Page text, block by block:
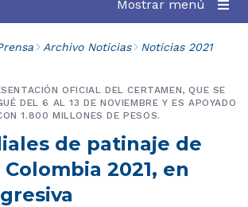
Mostrar menú
Archivo Noticias Noticias 2021
de patinaje de
2021, en
OFICIAL DEL CERTAMEN, QUE SE
DEL 6 AL 13 DE NOVIEMBRE Y ES APOYADO
1.800 MILLONES DE PESOS.